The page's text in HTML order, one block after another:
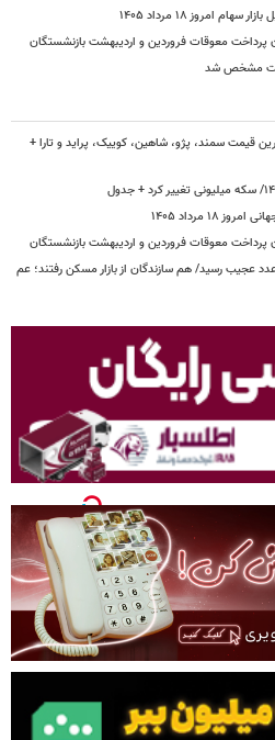
امروز ۱۸ مرداد ۱۴۰۵
پرداخت معوقات فروردین و اردیبهشت بازنشستگان
مشخص شد
قیمت سمند، پژو، شاهین، کوییک، پراید و تارا +
مرداد ۱۴۰۵
پرداخت معوقات فروردین و اردیبهشت بازنشستگان
عجیب رسید/ هم سازندگان از بازار مسکن رفتند؛ عم